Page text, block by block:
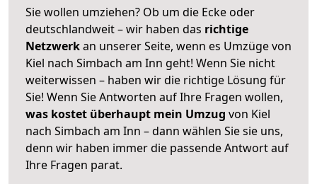
Sie wollen umziehen? Ob um die Ecke oder
deutschlandweit – wir haben das richtige
Netzwerkan unserer Seite, wenn es Umzüge von
Kiel nach Simbach am Inn geht! Wenn Sie nicht
weiterwissen – haben wir die richtige Lösung für
Sie! Wenn Sie Antworten auf Ihre Fragen wollen,
was kostet überhaupt mein Umzug von Kiel
nach Simbach am Inn – dann wählen Sie sie uns,
denn wir haben immer die passende Antwort auf
Ihre Fragen parat.